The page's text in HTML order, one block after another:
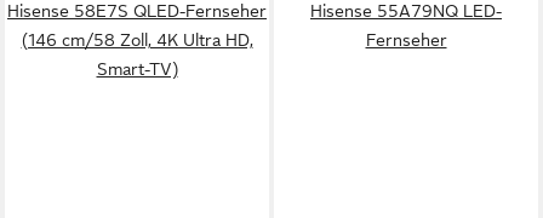
Hisense 58E7S QLED-Fernseher
(146 cm/58 Zoll, 4K Ultra HD,
Smart-TV)
Hisense 55A79NQ LED-
Fernseher